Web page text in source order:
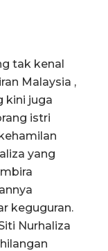
tak kenal
Malaysia ,
kini juga
istri
yang
keguguran.
Nurhaliza